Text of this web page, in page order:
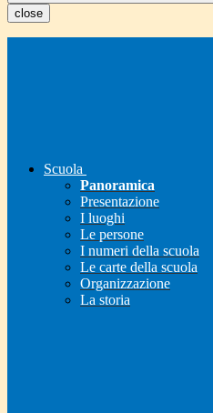
close
Scuola
Panoramica
Presentazione
I luoghi
Le persone
I numeri della scuola
Le carte della scuola
Organizzazione
La storia